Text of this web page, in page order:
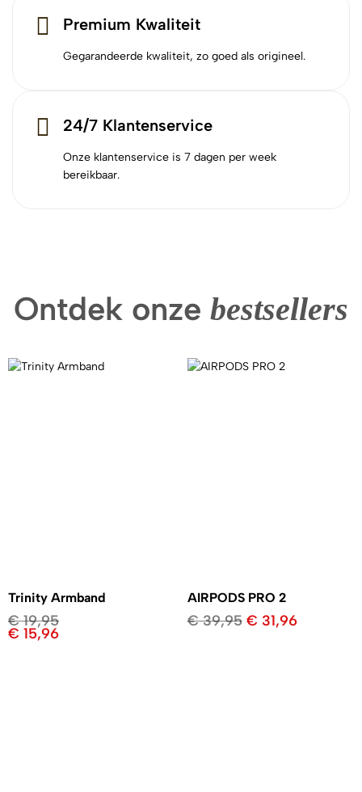
Premium Kwaliteit
Gegarandeerde kwaliteit, zo goed als origineel.
24/7 Klantenservice
Onze klantenservice is 7 dagen per week
bereikbaar.
Ontdek onze bestsellers
Trinity Armband
€19,95
€ 15,96
AIRPODS PRO 2
€39,95 € 31,96